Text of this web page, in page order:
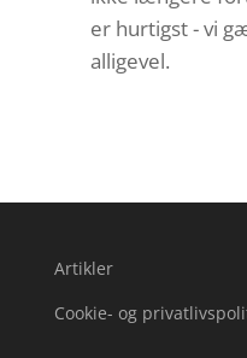
er hurtigst - vi
alligevel.
Artikler
Cookie- og